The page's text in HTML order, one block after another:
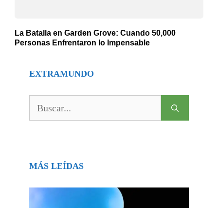
La Batalla en Garden Grove: Cuando 50,000
Personas Enfrentaron lo Impensable
EXTRAMUNDO
MÁS LEÍDAS